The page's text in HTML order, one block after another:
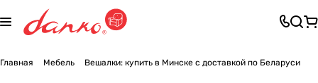
Главная Мебель Вешалки: купить в Минске с доставкой по Беларуси